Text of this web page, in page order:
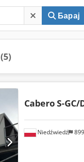
Барај
(5)
Niedźwiedź
CaberoS-GC/